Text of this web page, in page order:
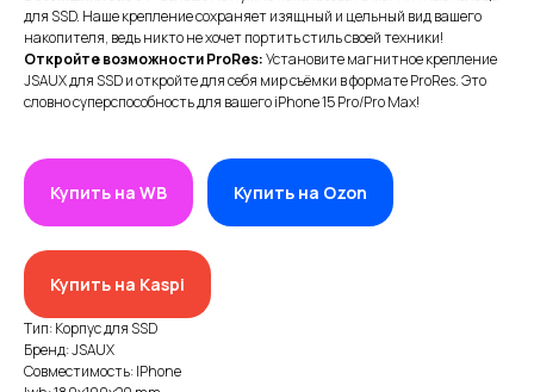
для SSD. Наше крепление сохраняет изящный и цельный вид вашего
накопителя, ведь никто не хочет портить стиль своей техники!
Откройте возможности ProRes:Установите магнитное крепление
JSAUX для SSD и откройте для себя мир съёмки в формате ProRes. Это
словно суперспособность для вашего iPhone 15 Pro/Pro Max!
Купить на WB Купить на Ozon
Купить на Kaspi
Тип: Корпус для SSD
Бренд: JSAUX
Совместимость: IPhone
БИН/ИИН: 951227300034
ИИК: KZ95722S000007569370
КАТЕГОРИИ
Хиты продаж
Новинки 2025
VR/AR устройства, консоли, роботы